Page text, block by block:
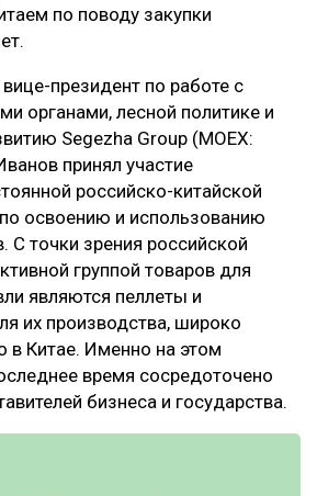
по поводу закупки
президент по работе с
органами, лесной политике и
Segezha Group (MOEX:
принял участие
российско-китайской
освоению и использованию
С точки зрения российской
группой товаров для
являются пеллеты и
их производства, широко
в Китае. Именно на этом
время сосредоточено
бизнеса и государства.